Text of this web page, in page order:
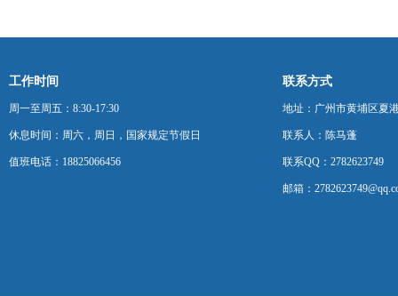
工作时间
周一至周五：8:30-17:30
休息时间：周六，周日，国家规定节假日
值班电话：18825066456
联系方式
地址：广州市黄埔区夏
联系人：陈马蓬
联系QQ：2782623749
邮箱：